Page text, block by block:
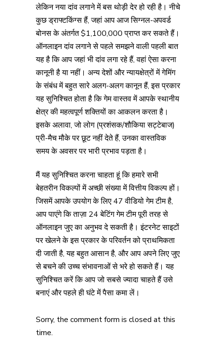
लेकिन नया दांव लगाने में बस थोड़ी देर हो रही है। नीचे
कुछ ड्राफ्टकिंग्स हैं, जहां आप आज सिग्नल-अपवर्ड
बोनस के अंतर्गत $1,100,000 प्राप्त कर सकते हैं।
ऑनलाइन दांव लगाने से पहले समझने वाली पहली बात
यह है कि आप जहां भी दांव लगा रहे हैं, वहां ऐसा करना
कानूनी है या नहीं। अन्य देशों और न्यायक्षेत्रों में गेमिंग
के संबंध में बहुत सारे अलग-अलग कानून हैं, इस प्रकार
यह सुनिश्चित होता है कि गेम वास्तव में आपके स्थानीय
क्षेत्र की महत्वपूर्ण शक्तियों का आकलन करता है।
इसके अलावा, जो लोग (प्रशंसक/शौकिया सट्टेबाज)
प्री-मैच मौके पर छूट नहीं देते हैं, उनका वास्तविक
समय के अवसर पर भारी प्रभाव पड़ता है।
मैं यह सुनिश्चित करना चाहता हूं कि हमारे सभी
बेहतरीन विकल्पों में अच्छी संख्या में वित्तीय विकल्प हों।
जिसमें आपके उपयोग के लिए 47 वीडियो गेम टीम है,
आप पाएंगे कि ताज़ा 24 बेटिंग गेम टीम पूरी तरह से
ऑनलाइन जुए का अनुभव दे सकती है। इंटरनेट साइटों
पर खेलने के इस प्रकार के परिवर्तन को प्राथमिकता
दी जाती है, यह बहुत आसान है, और आप अपने लिए जुए
से बचने की उच्च संभावनाओं से भरे हो सकते हैं। यह
सुनिश्चित करें कि आप जो सबसे ज्यादा चाहते हैं उसे
बनाएं और पहले ही घंटे में पैसा कमा लें।
Sorry, the comment form is closed at this
time.